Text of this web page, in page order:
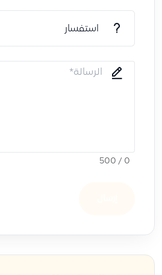
0 / 500